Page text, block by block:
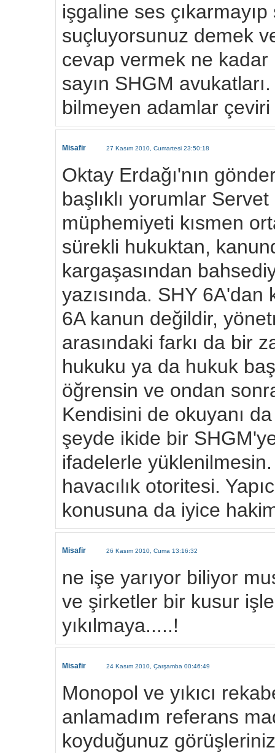
işgaline ses
suçluyorsunuz demek
cevap vermek ne kadar
sayın SHGM
bilmeyen adamlar
Misafir 27 Kasım 2010, Cumartesi 23:50:18
Oktay Erdağı'nın
başlıklı yorumlar Servet
müphemiyeti kısmen
sürekli hukuktan,
kargaşasından
yazısında. SHY
6A kanun değildir,
arasındaki farkı da bir
hukuku ya da hukuk
öğrensin ve ondan
Kendisini de okuyanı
şeyde ikide bir
ifadelerle
havacılık otoritesi.
konusuna da iyice
Misafir 26 Kasım 2010, Cuma 13:16:32
ne işe yarıyor biliyor
ve şirketler bir kusur
yıkılmaya.....!
Misafir 24 Kasım 2010, Çarşamba 00:46:49
Monopol ve yıkıcı
anlamadım referans
koyduğunuz